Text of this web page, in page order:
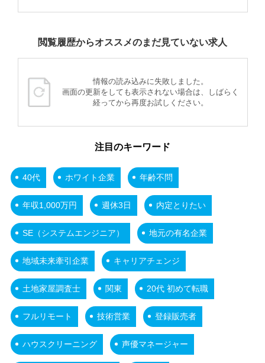
閲覧履歴からオススメのまだ見ていない求人
情報の読み込みに失敗しました。
画面の更新をしても表示されない場合は、しばらく
経ってから再度お試しください。
注目のキーワード
40代 ホワイト企業 年齢不問
年収1,000万円 週休3日 内定とりたい
SE（システムエンジニア） 地元の有名企業
地域未来牽引企業 キャリアチェンジ
土地家屋調査士 関東 20代 初めて転職
フルリモート 技術営業 登録販売者
ハウスクリーニング 声優マネージャー